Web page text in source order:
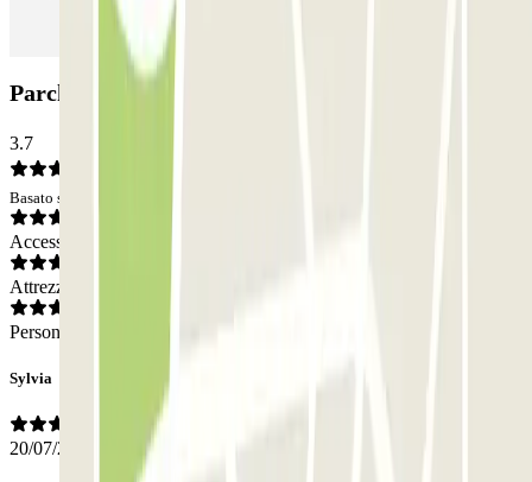
Parcheggio Gran Garage Guardi: Opinioni
3.7
Basato su 12 opinioni
Accesso
Attrezzatura
Personale
Sylvia
20/07/2026